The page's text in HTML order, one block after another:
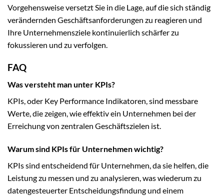
Vorgehensweise versetzt Sie in die Lage, auf die sich ständig
verändernden Geschäftsanforderungen zu reagieren und
Ihre Unternehmensziele kontinuierlich schärfer zu
fokussieren und zu verfolgen.
FAQ
Was versteht man unter KPIs?
KPIs, oder Key Performance Indikatoren, sind messbare
Werte, die zeigen, wie effektiv ein Unternehmen bei der
Erreichung von zentralen Geschäftszielen ist.
Warum sind KPIs für Unternehmen wichtig?
KPIs sind entscheidend für Unternehmen, da sie helfen, die
Leistung zu messen und zu analysieren, was wiederum zu
datengesteuerter Entscheidungsfindung und einem